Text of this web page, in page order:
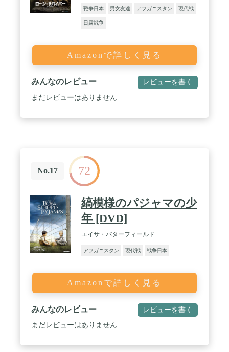
戦争日本 男女友達 アフガニスタン 現代戦
日露戦争
Amazonで詳しく見る
みんなのレビュー レビューを書く
まだレビューはありません
No.17 72
縞模様のパジャマの少
年 [DVD]
エイサ・バターフィールド
アフガニスタン 現代戦 戦争日本
Amazonで詳しく見る
みんなのレビュー レビューを書く
まだレビューはありません